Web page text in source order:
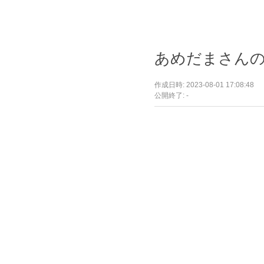
あめだまさん
作成日時: 2023-08-01 17:08:48
公開終了: -